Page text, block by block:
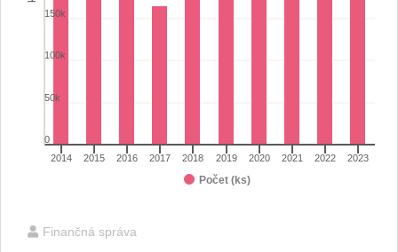
Počet (ks)
2014 2015 2016 2017 2018 2019 2020 2021 2022 2023
0
50k
100k
150k
Finančná správa